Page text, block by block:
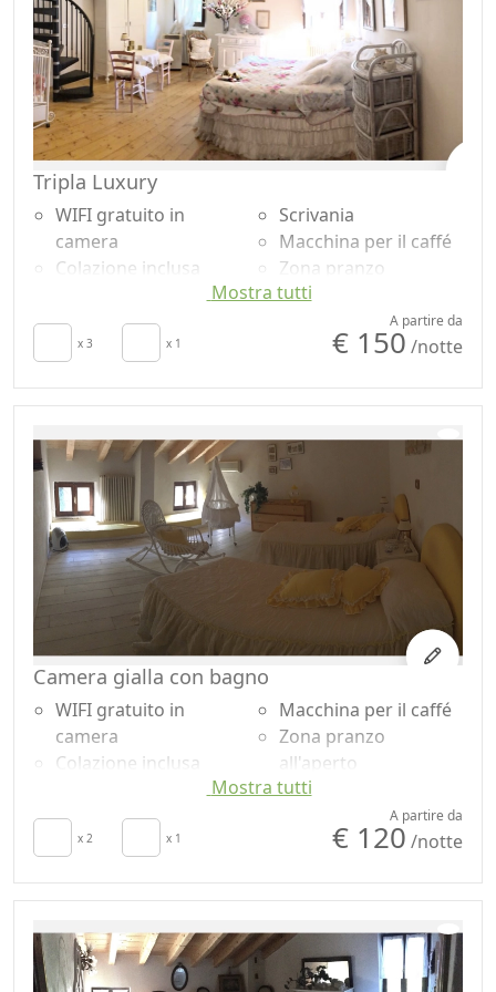
all'aperto
Tripla Luxury
WIFI gratuito in
camera
Colazione inclusa
Aria Condizionata
Culla
Soggiorno
Lenzuola
Armadio o
Guardaroba
Scrivania
Macchina per il caffé
Zona pranzo
all'aperto
Vasca da bagno
Shampoo plastic-free,
Giardino
Vista giardino
Mostra tutti
x 3 x 1
A partire da
€ 150 /notte
Camera gialla con bagno
WIFI gratuito in
camera
Colazione inclusa
Riscaldamento
autonomo
Asciugacapelli
Lenzuola
Macchina per il caffé
Zona pranzo
all'aperto
Barbecue
Shampoo plastic-free,
Giardino
Mostra tutti
x 2 x 1
A partire da
€ 120 /notte